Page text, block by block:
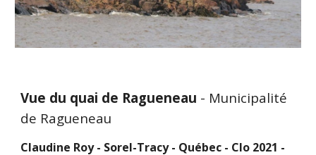
Vue du quai de Ragueneau - Municipalité
de Ragueneau
Claudine Roy - Sorel-Tracy - Québec - Clo 2021 -